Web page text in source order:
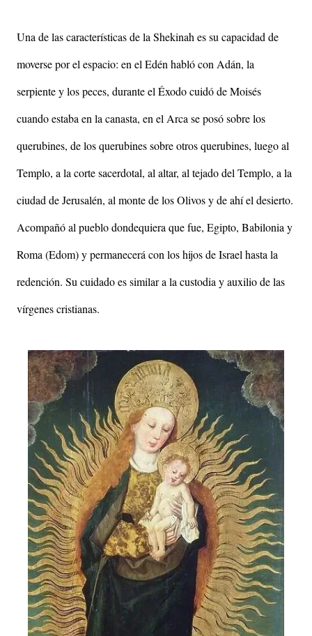
Una de las características de la Shekinah es su capacidad de
moverse por el espacio: en el Edén habló con Adán, la
serpiente y los peces, durante el Éxodo cuidó de Moisés
cuando estaba en la canasta, en el Arca se posó sobre los
querubines, de los querubines sobre otros querubines, luego al
Templo, a la corte sacerdotal, al altar, al tejado del Templo, a la
ciudad de Jerusalén, al monte de los Olivos y de ahí el desierto.
Acompañó al pueblo dondequiera que fue, Egipto, Babilonia y
Roma (Edom) y permanecerá con los hijos de Israel hasta la
redención. Su cuidado es similar a la custodia y auxilio de las
vírgenes cristianas.